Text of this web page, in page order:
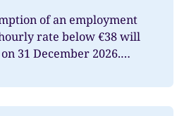
of an employment
rate below €38 will
31 December 2026.